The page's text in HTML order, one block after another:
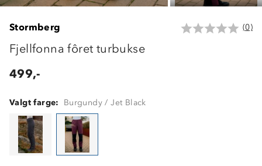
Stormberg (0)
Fjellfonna fôret turbukse
499,-
Valgt farge: Burgundy / Jet Black